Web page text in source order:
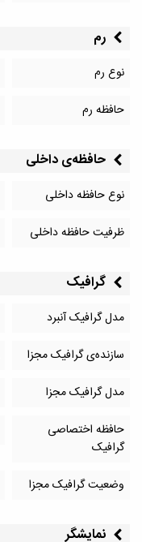
رم
نوع رم
حافظه رم
حافظه‌‌ی داخلی
نوع حافظه داخلی
ظرفیت حافظه داخلی
گرافیک
مدل گرافیک آنبرد
سازنده‌ی گرافیک مجزا
مدل گرافیک مجزا
حافظه اختصاصی
گرافیک
وضعیت گرافیک مجزا
نمایشگر